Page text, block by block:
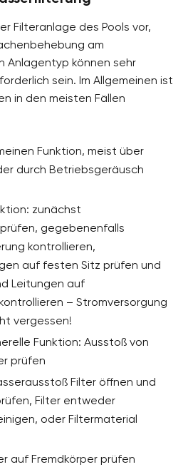
Filteranlage des Pools vor,
am
Anlagentyp können sehr
sein. Im Allgemeinen ist
in den meisten Fällen
Funktion, meist über
durch Betriebsgeräusch
zunächst
gegebenenfalls
kontrollieren,
auf festen Sitz prüfen und
Leitungen auf
– Stromversorgung
vergessen!
Funktion: Ausstoß von
prüfen
Filter öffnen und
Filter entweder
oder Filtermaterial
auf Fremdkörper prüfen